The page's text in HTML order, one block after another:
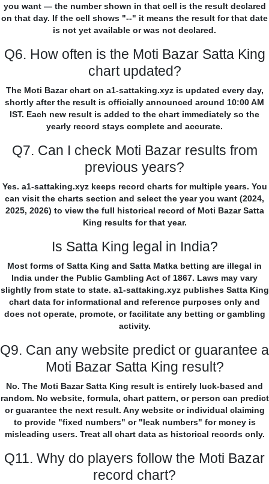
you want — the number shown in that cell is the result declared
on that day. If the cell shows "--" it means the result for that date
is not yet available or was not declared.
Q6. How often is the Moti Bazar Satta King
chart updated?
The Moti Bazar chart on a1-sattaking.xyz is updated every day,
shortly after the result is officially announced around 10:00 AM
IST. Each new result is added to the chart immediately so the
yearly record stays complete and accurate.
Q7. Can I check Moti Bazar results from
previous years?
Yes. a1-sattaking.xyz keeps record charts for multiple years. You
can visit the charts section and select the year you want (2024,
2025, 2026) to view the full historical record of Moti Bazar Satta
King results for that year.
Is Satta King legal in India?
Most forms of Satta King and Satta Matka betting are illegal in
India under the Public Gambling Act of 1867. Laws may vary
slightly from state to state. a1-sattaking.xyz publishes Satta King
chart data for informational and reference purposes only and
does not operate, promote, or facilitate any betting or gambling
activity.
Q9. Can any website predict or guarantee a
Moti Bazar Satta King result?
No. The Moti Bazar Satta King result is entirely luck-based and
random. No website, formula, chart pattern, or person can predict
or guarantee the next result. Any website or individual claiming
to provide "fixed numbers" or "leak numbers" for money is
misleading users. Treat all chart data as historical records only.
Q11. Why do players follow the Moti Bazar
record chart?